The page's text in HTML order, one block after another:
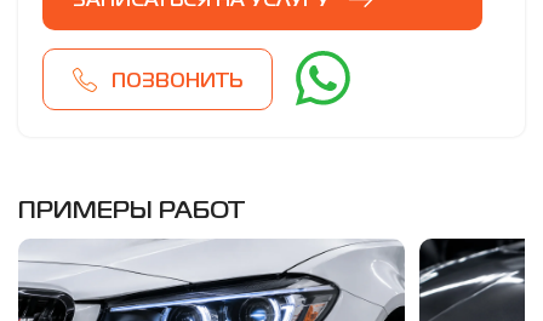
ПОЗВОНИТЬ
ПРИМЕРЫ РАБОТ